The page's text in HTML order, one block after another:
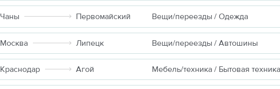
Чаны Первомайский Вещи/переезды / Одежда
Москва Липецк Вещи/переезды / Автошины
Краснодар Агой Мебель/техника / Бытовая техника